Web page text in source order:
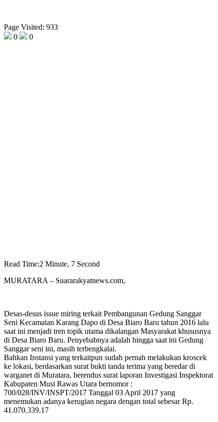
Page Visited: 933
0
0
Read Time:2 Minute, 7 Second
MURATARA – Suararakyatnews.com,
Desas-desus issue miring terkait Pembangunan Gedung Sanggar
Seni Kecamatan Karang Dapo di Desa Biaro Baru tahun 2016 lalu
saat ini menjadi tren topik utama dikalangan Masyarakat khususnya
di Desa Biaro Baru. Penyebabnya adalah hingga saat ini Gedung
Sanggar seni ini, masih terbengkalai.
Bahkan Instansi yang terkaitpun sudah pernah melakukan kroscek
ke lokasi, berdasarkan surat bukti tanda terima yang beredar di
warganet di Muratara, berendus surat laporan Investigasi Inspektorat
Kabupaten Musi Rawas Utara bernomor :
700/028/INV/INSPT/2017 Tanggal 03 April 2017 yang
menemukan adanya kerugian negara dengan total sebesar Rp.
41.070.339.17